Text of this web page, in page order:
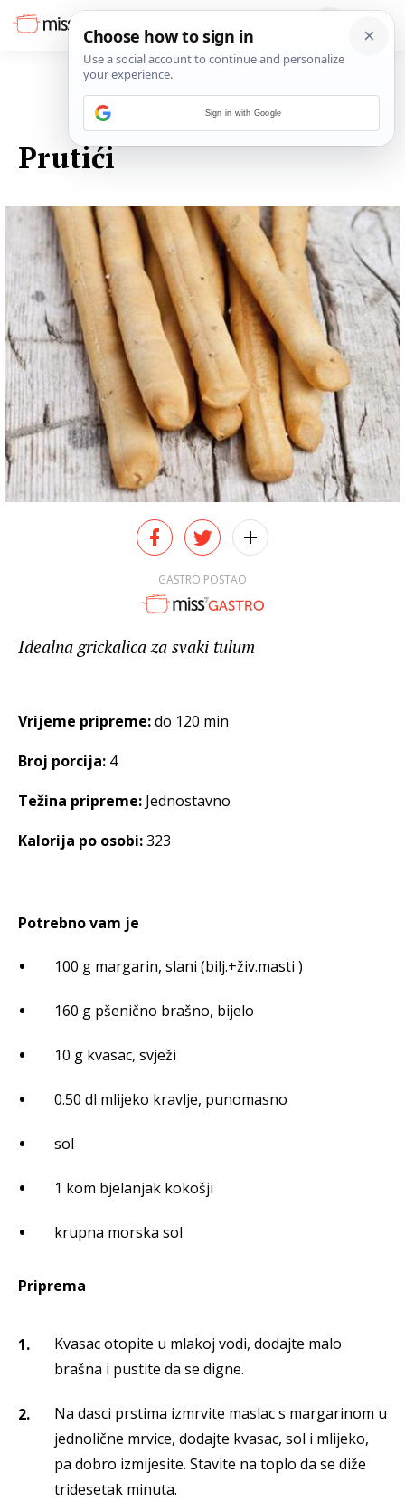
Prutići
GASTRO POSTAO
Idealna grickalica za svaki tulum
Vrijeme pripreme:do 120 min
Broj porcija: 4
Težina pripreme: Jednostavno
Kalorija po osobi:323
Potrebno vam je
100 g margarin, slani (bilj.+živ.masti )
160 g pšenično brašno, bijelo
10 g kvasac, svježi
0.50 dl mlijeko kravlje, punomasno
sol
1 kom bjelanjak kokošji
krupna morska sol
Priprema
Kvasac otopite u mlakoj vodi, dodajte malo
brašna i pustite da se digne.
Na dasci prstima izmrvite maslac s margarinom u
jednolične mrvice, dodajte kvasac, sol i mlijeko,
pa dobro izmijesite. Stavite na toplo da se diže
tridesetak minuta.
Sign in with Google